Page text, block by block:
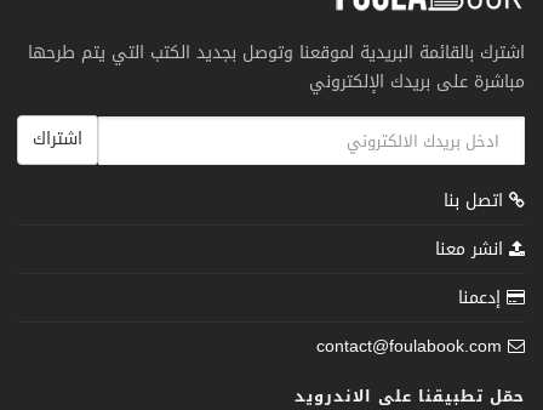
اشترك بالقائمة البريدية لموقعنا وتوصل بجديد الكتب التي يتم طرحها
مباشرة على بريدك الإلكتروني
اشتراك
اتصل بنا
انشر معنا
إدعمنا
contact@foulabook.com
حمّل تطبيقنا على الاندرويد